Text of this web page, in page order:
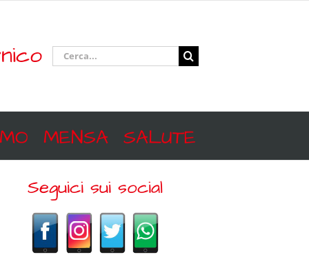
Cerca
per:
MENSA SALUTE
Seguici sui social